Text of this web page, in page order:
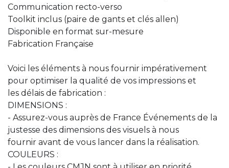
Communication recto-verso
Toolkit inclus (paire de gants et clés allen)
Disponible en format sur-mesure
Fabrication Française
Voici les éléments à nous fournir impérativement
pour optimiser la qualité de vos impressions et
les délais de fabrication :
DIMENSIONS :
- Assurez-vous auprès de France Événements de la
justesse des dimensions des visuels à nous
fournir avant de vous lancer dans la réalisation.
COULEURS :